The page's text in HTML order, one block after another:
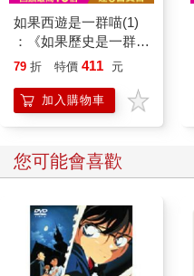
如果西遊是一群喵(1)
：《如果歷史是一群
喵》作者最新力作，附
79 折 特價 411 元
加入購物車
您可能會喜歡